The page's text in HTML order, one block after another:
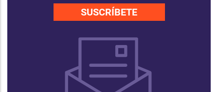
SUSCRÍBETE